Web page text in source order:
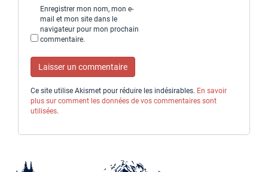
Enregistrer mon nom, mon e-
mail et mon site dans le
navigateur pour mon prochain
commentaire.
Ce site utilise Akismet pour réduire les indésirables. En savoir
plus sur comment les données de vos commentaires sont
utilisées.